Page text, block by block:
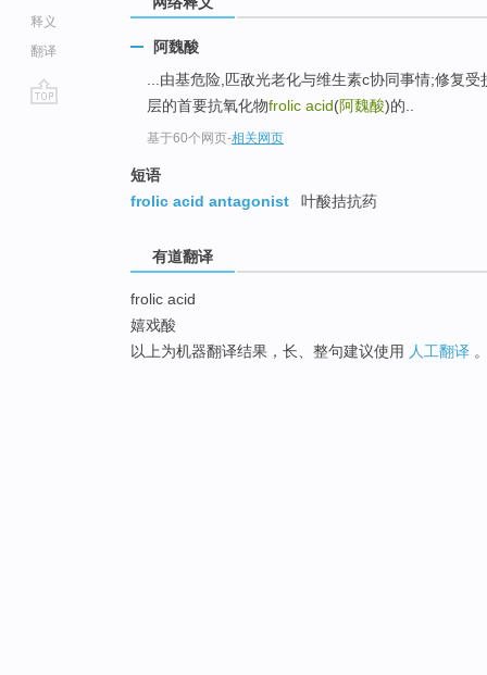
释义
翻译
阿魏酸
...由基危险,匹敌光老化与维生素c协同事情;修复
层的首要抗氧化物frolic acid(阿魏酸)的..
基于60个网页-相关网页
短语
frolic acid antagonist
叶酸拮抗药
有道翻译
frolic acid
嬉戏酸
以上为机器翻译结果，长、整句建议使用 人工翻译